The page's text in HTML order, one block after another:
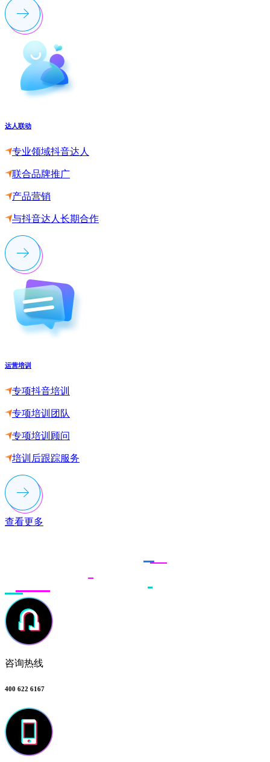
达人联动
专业领域抖音达人
联合品牌推广
产品营销
与抖音达人长期合作
运营培训
专项抖音培训
专项培训团队
专项培训顾问
培训后跟踪服务
查看更多
咨询热线
400 622 6167